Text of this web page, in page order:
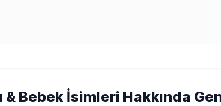
& Bebek İsimleri Hakkında